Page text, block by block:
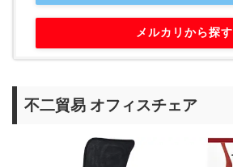
メルカリから探す
不二貿易 オフィスチェア